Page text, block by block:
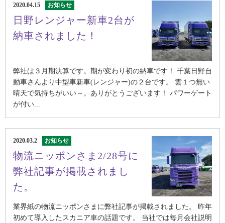
2020.04.15 お知らせ
日野レンジャー新車2台が
納車されました！
弊社は３月期決算です。期が変わり初の納車です！ 千葉日野自
動車さんより中型車新車(レンジャー)の２台です。 雲１つ無い
晴天で気持ちがいい～。ありがとうございます！ パワーゲート
が付い...
2020.03.2 お知らせ
物流ニッポンさま2/28号に
弊社記事が掲載されまし
た。
業界紙の物流ニッポンさまに弊社記事が掲載されました。 昨年
初めて導入したスカニア車の話題です。 当社では毎月会社説明